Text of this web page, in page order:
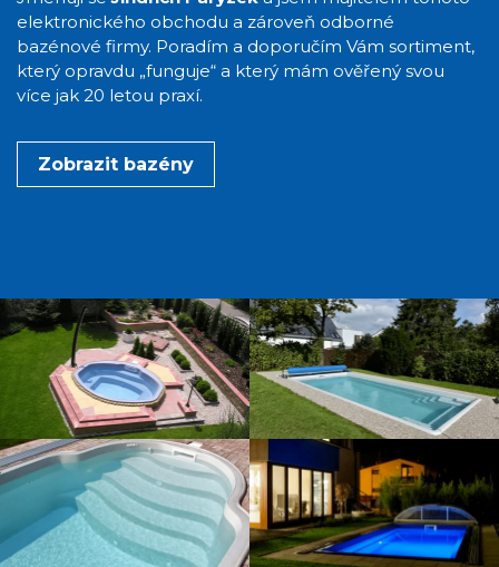
elektronického obchodu a zároveň odborné
bazénové firmy. Poradím a doporučím Vám sortiment,
který opravdu „funguje“ a který mám ověřený svou
více jak 20 letou praxí.
Zobrazit bazény